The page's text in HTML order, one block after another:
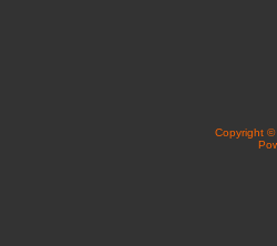
Copyright